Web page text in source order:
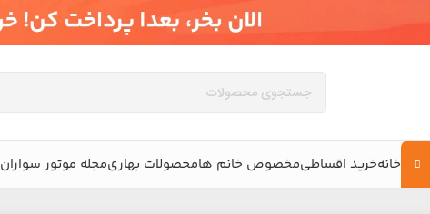
خانهخرید اقساطیمخصوص خانم هامحصولات بهاریمجله موتور سواران